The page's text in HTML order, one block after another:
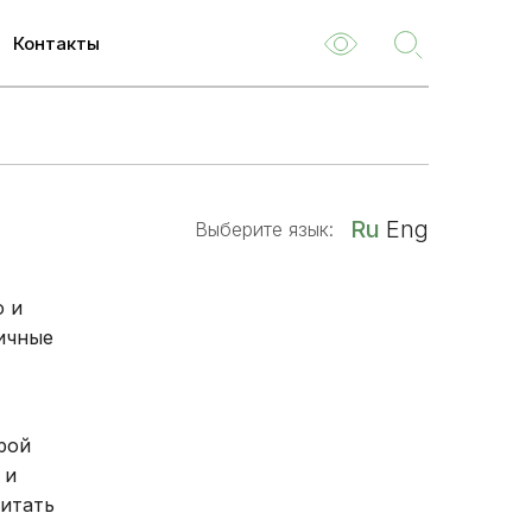
КонтактыКонтакт-центр: 8 800 301-47-47
Выберите язык: Ru Eng
и
и